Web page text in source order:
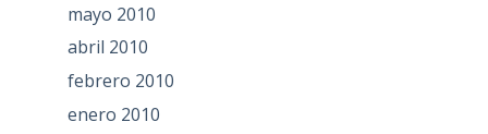
mayo 2010
abril 2010
febrero 2010
enero 2010